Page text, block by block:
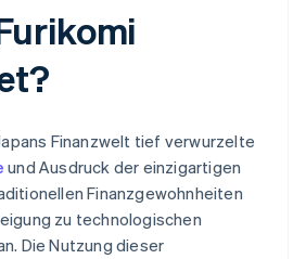
Finanzwelt tief verwurzelte
und Ausdruck der einzigartigen
Finanzgewohnheiten
zu technologischen
Die Nutzung dieser